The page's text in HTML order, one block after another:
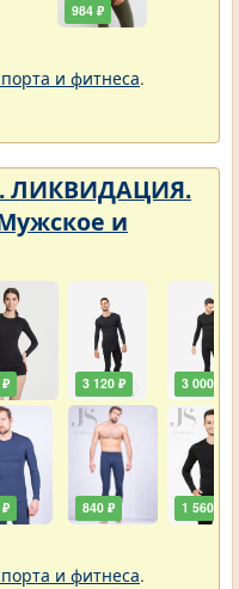
984 ₽
и фитнеса.
ЛИКВИДАЦИЯ.
и
3 120 ₽
840 ₽
3 000 ₽
1 560 ₽
и фитнеса.